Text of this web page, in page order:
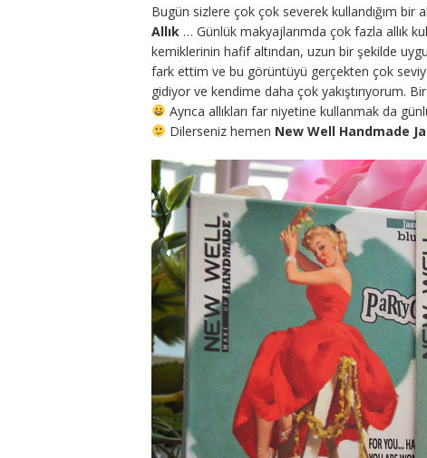
Bugün sizlere çok çok severek kullandığım bir
Allık … Günlük makyajlarımda çok fazla allık
kemiklerinin hafif altından, uzun bir şekilde
fark ettim ve bu görüntüyü gerçekten çok
gidiyor ve kendime daha çok yakıştırıyorum.
Ayrıca allıkları far niyetine kullanmak da
Dilerseniz hemen New Well Handmade